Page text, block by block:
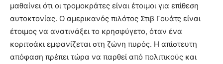
μαθαίνει ότι οι τρομοκράτες είναι έτοιμοι για επίθεση
αυτοκτονίας. Ο αμερικανός πιλότος Στιβ Γουάτς είναι
έτοιμος να ανατινάξει το κρησφύγετο, όταν ένα
κοριτσάκι εμφανίζεται στη ζώνη πυρός. Η απίστευτη
απόφαση πρέπει τώρα να παρθεί από πολιτικούς και